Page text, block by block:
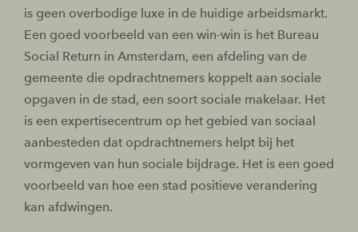
is geen overbodige luxe in de huidige arbeidsmarkt.
Een goed voorbeeld van een win-win is het Bureau
Social Return in Amsterdam, een afdeling van de
gemeente die opdrachtnemers koppelt aan sociale
opgaven in de stad, een soort sociale makelaar. Het
is een expertisecentrum op het gebied van sociaal
aanbesteden dat opdrachtnemers helpt bij het
vormgeven van hun sociale bijdrage. Het is een goed
voorbeeld van hoe een stad positieve verandering
kan afdwingen.